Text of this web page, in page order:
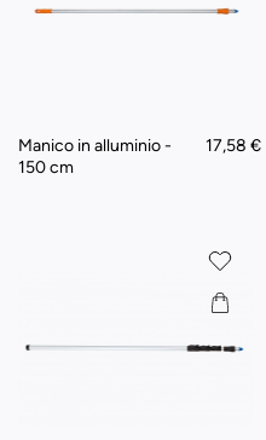
Manico in alluminio -
150 cm
17,58 €